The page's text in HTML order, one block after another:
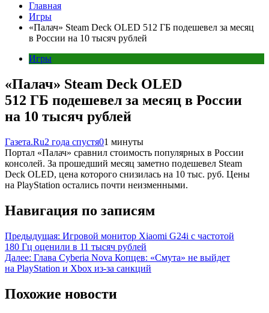
Главная
Игры
«Палач» Steam Deck OLED 512 ГБ подешевел за месяц
в России на 10 тысяч рублей
Игры
«Палач» Steam Deck OLED
512 ГБ подешевел за месяц в России
на 10 тысяч рублей
Газета.Ru2 года спустя01 минуты
Портал «Палач» сравнил стоимость популярных в России
консолей. За прошедший месяц заметно подешевел Steam
Deck OLED, цена которого снизилась на 10 тыс. руб. Цены
на PlayStation остались почти неизменными.
Навигация по записям
Предыдущая: Игровой монитор Xiaomi G24i с частотой
180 Гц оценили в 11 тысяч рублей
Далее: Глава Cyberia Nova Копцев: «Смута» не выйдет
на PlayStation и Xbox из-за санкций
Похожие новости